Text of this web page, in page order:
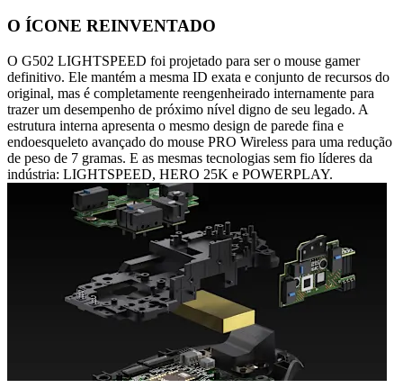
O ÍCONE REINVENTADO
O G502 LIGHTSPEED foi projetado para ser o mouse gamer
definitivo. Ele mantém a mesma ID exata e conjunto de recursos do
original, mas é completamente reengenheirado internamente para
trazer um desempenho de próximo nível digno de seu legado. A
estrutura interna apresenta o mesmo design de parede fina e
endoesqueleto avançado do mouse PRO Wireless para uma redução
de peso de 7 gramas. E as mesmas tecnologias sem fio líderes da
indústria: LIGHTSPEED, HERO 25K e POWERPLAY.